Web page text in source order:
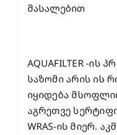
მასალებით
AQUAFILTER -ის
საზომი არის ის
იყიდება
აგრეთვე
WRAS-ის მიერ.